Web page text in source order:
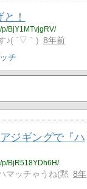
！
p/BjY1MTvjgRV/
♪( ´▽｀) 8年前
チ
ジギングで『ハ
p/BjR518YDh6H/
マッチゃうね(黙 8年